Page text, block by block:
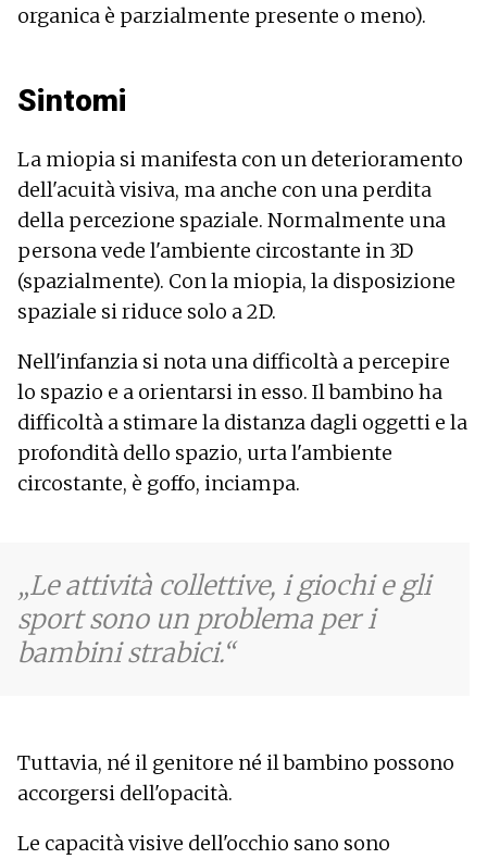
organica è parzialmente presente o meno).
Sintomi
La miopia si manifesta con un deterioramento
dell'acuità visiva, ma anche con una perdita
della percezione spaziale. Normalmente una
persona vede l'ambiente circostante in 3D
(spazialmente). Con la miopia, la disposizione
spaziale si riduce solo a 2D.
Nell'infanzia si nota una difficoltà a percepire
lo spazio e a orientarsi in esso. Il bambino ha
difficoltà a stimare la distanza dagli oggetti e la
profondità dello spazio, urta l'ambiente
circostante, è goffo, inciampa.
Le attività collettive, i giochi e gli
sport sono un problema per i
bambini strabici.
Tuttavia, né il genitore né il bambino possono
accorgersi dell'opacità.
Le capacità visive dell'occhio sano sono